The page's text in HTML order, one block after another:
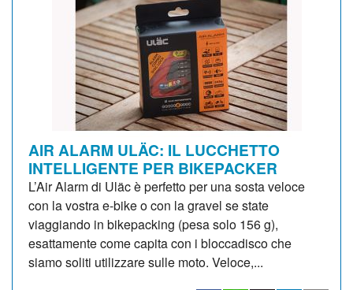
AIR ALARM ULÄC: IL LUCCHETTO
INTELLIGENTE PER BIKEPACKER
L’Air Alarm di Uläc è perfetto per una sosta veloce
con la vostra e-bike o con la gravel se state
viaggiando in bikepacking (pesa solo 156 g),
esattamente come capita con i bloccadisco che
siamo soliti utilizzare sulle moto. Veloce,...